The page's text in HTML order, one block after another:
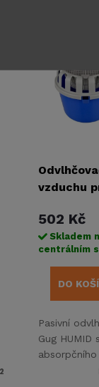
vzduchu
karavany
502 Kč
Skladem
centrálním
DO
Pasivní
Gug HUMID
absorpčního
granulátu